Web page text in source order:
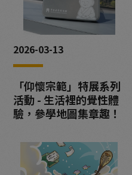
2026-03-13
「仰懷宗範」特展系列
活動 - 生活裡的覺性體
驗，參學地圖集章趣！